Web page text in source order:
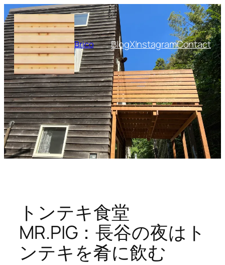
内
容
を
ス
キ
ッ
プ
Brico BlogXInstagramContact
トンテキ食堂
MR.PIG：長谷の夜はト
ンテキを肴に飲む